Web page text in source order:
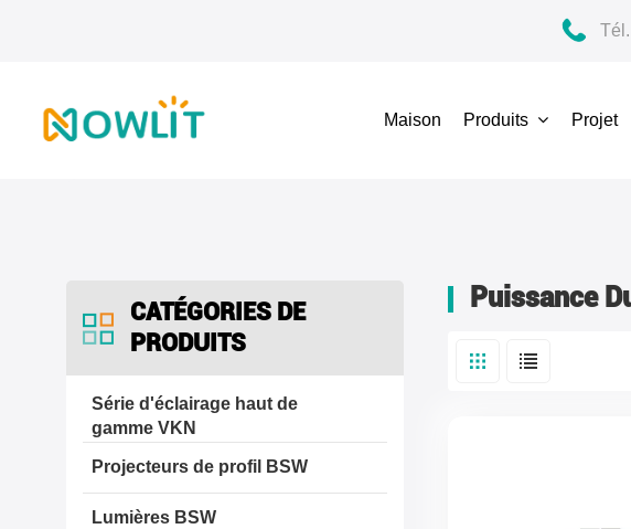
Maison Produits Projet
CATÉGORIES DE
PRODUITS
Série d'éclairage haut de
gamme VKN
Projecteurs de profil BSW
Lumières BSW
Puissance